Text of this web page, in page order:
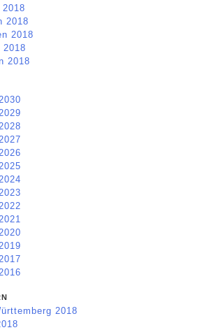
2018
2018
2018
2018
2018